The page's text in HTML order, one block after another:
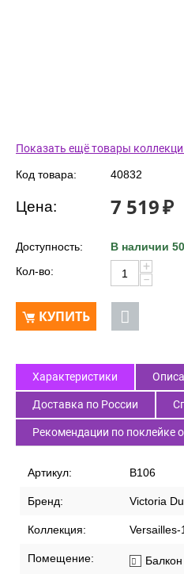
Показать ещё товары
Код товара: 40832
Цена: 7 519₽
Доступность:
В наличии
Кол-во:
+
−
КУПИТЬ
Характеристики
Доставка по России
Рекомендации по поклейке
Артикул: В106
Бренд: Victoria
Коллекция: Versailles-
Помещение:
Балкон